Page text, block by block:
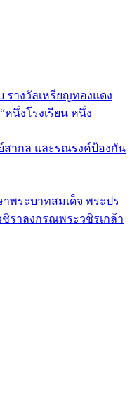
รางวัลเหรียญทองแดง
นึ่งโรงเรียน หนึ่ง
ากล และรณรงค์ป้องกัน
พระบาทสมเด็จ พระปร
ราลงกรณพระวชิรเกล้า